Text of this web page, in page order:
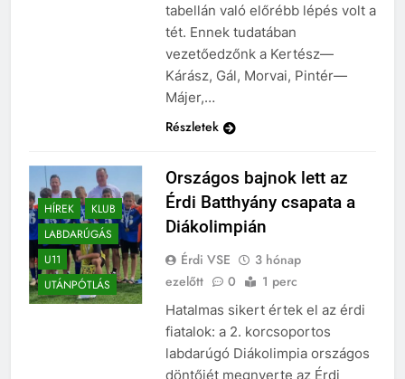
tabellán való előrébb lépés volt a
tét. Ennek tudatában
vezetőedzőnk a Kertész—
Kárász, Gál, Morvai, Pintér—
Májer,…
Részletek
HÍREK
KLUB
LABDARÚGÁS
U11
UTÁNPÓTLÁS
Országos bajnok lett az
Érdi Batthyány csapata a
Diákolimpián
Érdi VSE
3 hónap
ezelőtt
0 1 perc
Hatalmas sikert értek el az érdi
fiatalok: a 2. korcsoportos
labdarúgó Diákolimpia országos
döntőjét megnyerte az Érdi